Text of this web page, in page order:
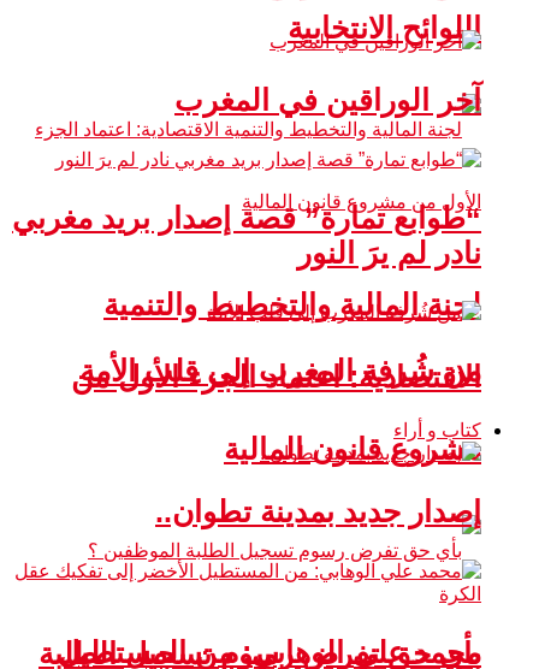
اللوائح الانتخابية
لجنة المالية والتخطيط والتنمية
الاقتصادية: اعتماد الجزء الأول من
مشروع قانون المالية
بأي حق تفرض رسوم تسجيل الطلبة
آخر الوراقين في المغرب
“طوابع تمارة” قصة إصدار بريد مغربي
نادر لم يرَ النور
من شُرفة المغرب إلى قلب الأمة
كتاب و أراء
إصدار جديد بمدينة تطوان..
محمد علي الوهابي: من المستطيل